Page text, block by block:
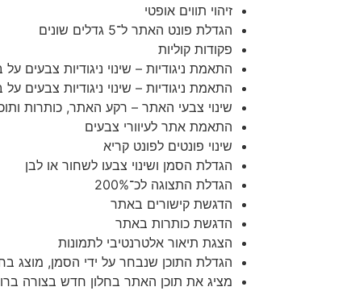
זיהוי תווים אופטי
הגדלת פונט האתר ל־5 גדלים שונים
פקודות קוליות
התאמת ניגודיות – שינוי ניגודיות צבעים
התאמת ניגודיות – שינוי ניגודיות צבעים
שינוי צבעי האתר – רקע האתר, כותרות
התאמת אתר לעיוורי צבעים
שינוי פונטים לפונט קריא
הגדלת הסמן ושינוי צבעו לשחור או לבן
הגדלת התצוגה לכ־200%
הדגשת קישורים באתר
הדגשת כותרות באתר
הצגת תיאור אלטרנטיבי לתמונות
הגדלת התוכן שנבחר על ידי הסמן, מוצג
מציג את תוכן האתר בחלון חדש בצורה